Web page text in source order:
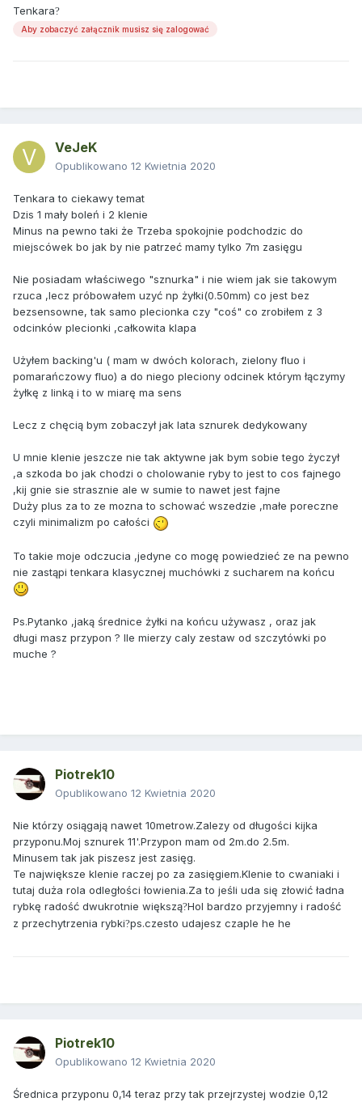
Tenkara?
Aby zobaczyć załącznik musisz się zalogować
VeJeK
Opublikowano 12 Kwietnia 2020
Tenkara to ciekawy temat
Dzis 1 mały boleń i 2 klenie
Minus na pewno taki że Trzeba spokojnie podchodzic do
miejscówek bo jak by nie patrzeć mamy tylko 7m zasięgu
Nie posiadam właściwego "sznurka" i nie wiem jak sie takowym
rzuca ,lecz próbowałem uzyć np żyłki(0.50mm) co jest bez
bezsensowne, tak samo plecionka czy "coś" co zrobiłem z 3
odcinków plecionki ,całkowita klapa
Użyłem backing'u ( mam w dwóch kolorach, zielony fluo i
pomarańczowy fluo) a do niego pleciony odcinek którym łączymy
żyłkę z linką i to w miarę ma sens
Lecz z chęcią bym zobaczył jak lata sznurek dedykowany
U mnie klenie jeszcze nie tak aktywne jak bym sobie tego życzył
,a szkoda bo jak chodzi o cholowanie ryby to jest to cos fajnego
,kij gnie sie strasznie ale w sumie to nawet jest fajne
Duży plus za to ze mozna to schować wszedzie ,małe poreczne
czyli minimalizm po całości
To takie moje odczucia ,jedyne co mogę powiedzieć ze na pewno
nie zastąpi tenkara klasycznej muchówki z sucharem na końcu
Ps.Pytanko ,jaką średnice żyłki na końcu używasz , oraz jak
długi masz przypon ? Ile mierzy caly zestaw od szczytówki po
muche ?
Piotrek10
Opublikowano 12 Kwietnia 2020
Nie którzy osiągają nawet 10metrow.Zalezy od długości kijka
przyponu.Moj sznurek 11'.Przypon mam od 2m.do 2.5m.
Minusem tak jak piszesz jest zasięg.
Te największe klenie raczej po za zasięgiem.Klenie to cwaniaki i
tutaj duża rola odległości łowienia.Za to jeśli uda się złowić ładna
rybkę radość dwukrotnie większą?Hol bardzo przyjemny i radość
z przechytrzenia rybki?ps.czesto udajesz czaple he he
Piotrek10
Opublikowano 12 Kwietnia 2020
Średnica przyponu 0,14 teraz przy tak przejrzystej wodzie 0,12